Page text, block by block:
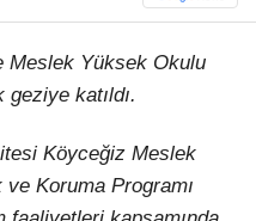
Meslek Yüksek Okulu
katıldı.
Köyceğiz Meslek
Koruma Programı